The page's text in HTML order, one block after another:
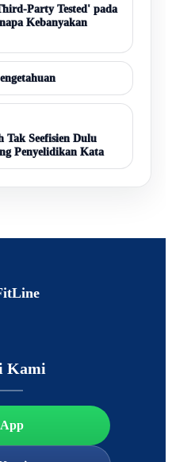
Party Tested' pada
Kebanyakan
Tak Seefisien Dulu
Penyelidikan Kata
Kami